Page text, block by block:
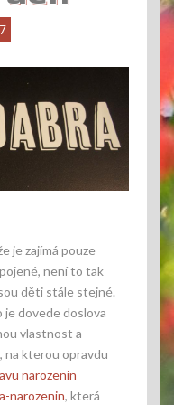
je zajímá pouze
není to tak
děti stále stejné.
je dovede doslova
vlastnost a
na kterou opravdu
narozenin
narozenin, která